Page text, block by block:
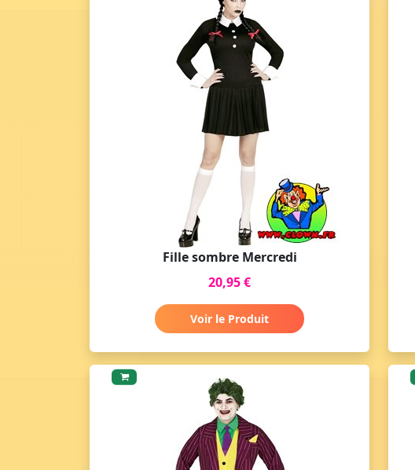
Fille sombre Mercredi
20,95 €
Voir le Produit